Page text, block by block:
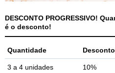
DESCONTO PROGRESSIVO!
é o desconto!
Quantidade Desconto
3 a 4 unidades 10%